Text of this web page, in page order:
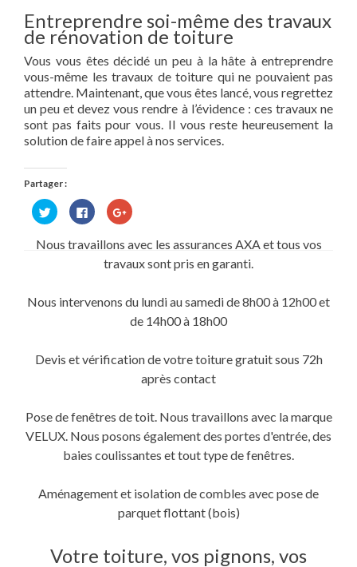
Entreprendre soi-même des travaux
de rénovation de toiture
Vous vous êtes décidé un peu à la hâte à entreprendre
vous-même les travaux de toiture qui ne pouvaient pas
attendre. Maintenant, que vous êtes lancé, vous regrettez
un peu et devez vous rendre à l’évidence : ces travaux ne
sont pas faits pour vous. Il vous reste heureusement la
solution de faire appel à nos services.
Partager :
Cliquez
pour
partager
Twitter(ouvre
Cliquez
pour
partager
sur
Facebook(ouvre
dans
une
Cliquez
pour
Google+
dans
fenêtre)
Nous travaillons avec les assurances AXA et tous vos
travaux sont pris en garanti.
Nous intervenons du lundi au samedi de 8h00 à 12h00 et
de 14h00 à 18h00
Devis et vérification de votre toiture gratuit sous 72h
après contact
Pose de fenêtres de toit. Nous travaillons avec la marque
VELUX. Nous posons également des portes d'entrée, des
baies coulissantes et tout type de fenêtres.
Aménagement et isolation de combles avec pose de
parquet flottant (bois)
Votre toiture, vos pignons, vos